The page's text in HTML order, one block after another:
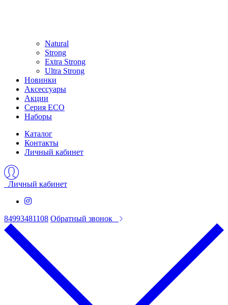
Natural
Strong
Extra Strong
Ultra Strong
Новинки
Аксессуары
Акции
Серия ECO
Наборы
Каталог
Контакты
Личный кабинет
Личный кабинет
84993481108 Обратный звонок